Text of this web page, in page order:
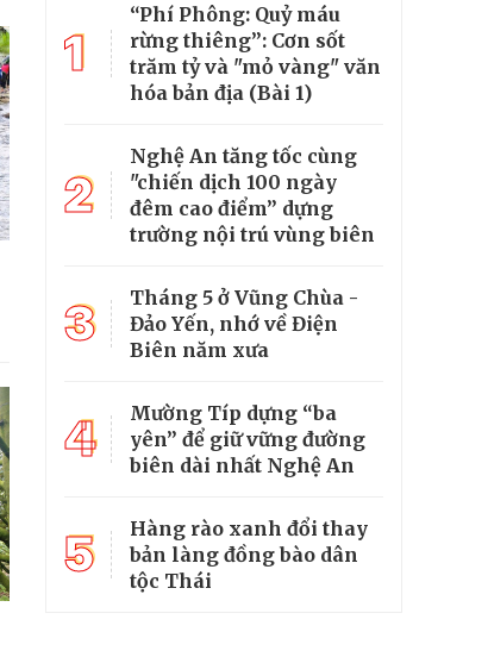
1
“Phí Phông: Quỷ máu
rừng thiêng”: Cơn sốt
trăm tỷ và "mỏ vàng" văn
hóa bản địa (Bài 1)
2
Nghệ An tăng tốc cùng
"chiến dịch 100 ngày
đêm cao điểm” dựng
trường nội trú vùng biên
3
Tháng 5 ở Vũng Chùa -
Đảo Yến, nhớ về Điện
Biên năm xưa
4
Mường Típ dựng “ba
yên” để giữ vững đường
biên dài nhất Nghệ An
5
Hàng rào xanh đổi thay
bản làng đồng bào dân
tộc Thái